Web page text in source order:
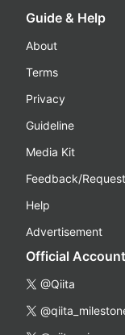
Guide & Help
About
Terms
Privacy
Guideline
Media Kit
Feedback/
Help
Advertisement
Official
@Qiita